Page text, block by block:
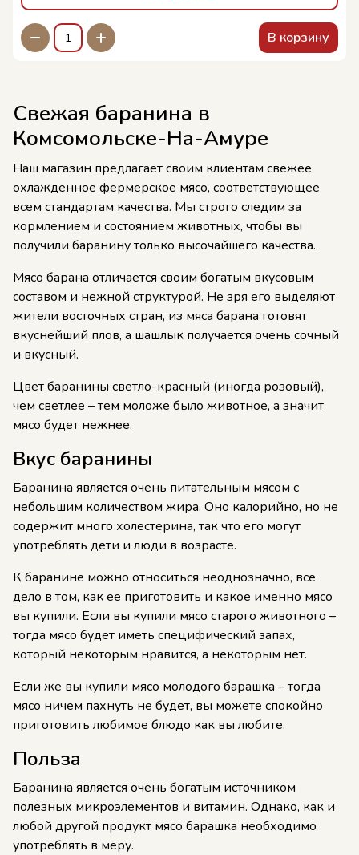
В корзину
Свежая баранина в
Комсомольске-На-Амуре
Наш магазин предлагает своим клиентам свежее
охлажденное фермерское мясо, соответствующее
всем стандартам качества. Мы строго следим за
кормлением и состоянием животных, чтобы вы
получили баранину только высочайшего качества.
Мясо барана отличается своим богатым вкусовым
составом и нежной структурой. Не зря его выделяют
жители восточных стран, из мяса барана готовят
вкуснейший плов, а шашлык получается очень сочный
и вкусный.
Цвет баранины светло-красный (иногда розовый),
чем светлее – тем моложе было животное, а значит
мясо будет нежнее.
Вкус баранины
Баранина является очень питательным мясом с
небольшим количеством жира. Оно калорийно, но не
содержит много холестерина, так что его могут
употреблять дети и люди в возрасте.
К баранине можно относиться неоднозначно, все
дело в том, как ее приготовить и какое именно мясо
вы купили. Если вы купили мясо старого животного –
тогда мясо будет иметь специфический запах,
который некоторым нравится, а некоторым нет.
Если же вы купили мясо молодого барашка – тогда
мясо ничем пахнуть не будет, вы можете спокойно
приготовить любимое блюдо как вы любите.
Польза
Баранина является очень богатым источником
полезных микроэлементов и витамин. Однако, как и
любой другой продукт мясо барашка необходимо
употреблять в меру.